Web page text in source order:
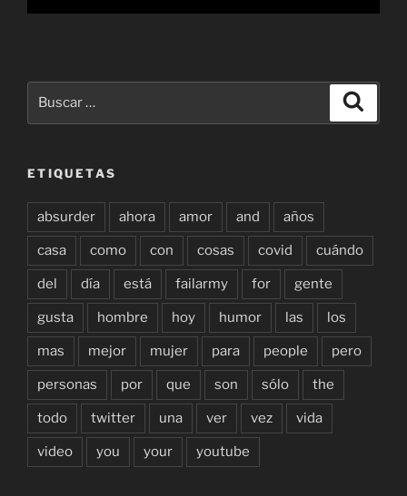
ETIQUETAS
absurder ahora amor and años
casa como con cosas covid cuándo
del día está failarmy for gente
gusta hombre hoy humor las los
mas mejor mujer para people pero
personas por que son sólo the
todo twitter una ver vez vida
video you your youtube